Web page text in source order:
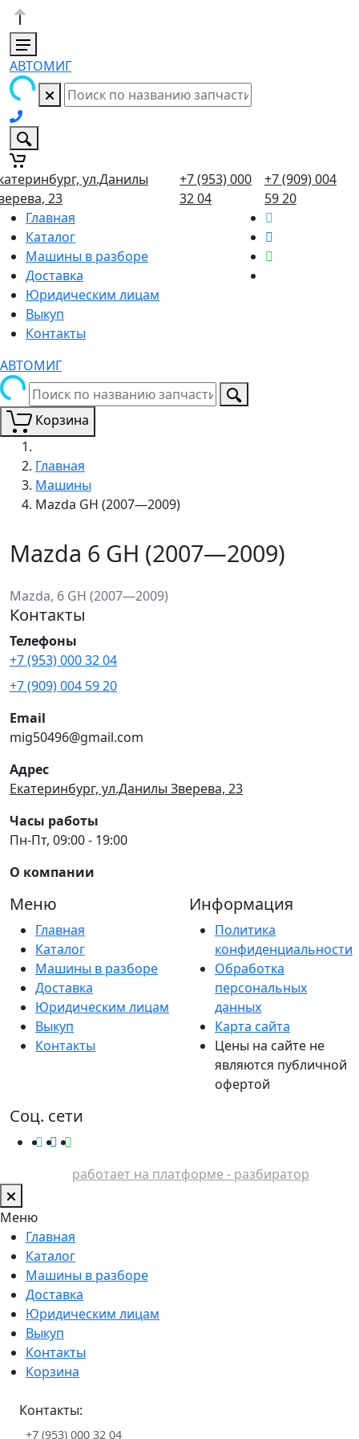
АВТОМИГ
ул.Данилы
23
+7 (953) 000
32 04
+7 (909) 004
59 20
Главная
Каталог
Машины в разборе
Доставка
Юридическим лицам
Выкуп
Контакты
АВТОМИГ
Корзина
Главная
Машины
Mazda GH (2007—2009)
Mazda 6 GH (2007—2009)
Mazda, 6 GH (2007—2009)
Контакты
Телефоны
+7 (953) 000 32 04
+7 (909) 004 59 20
Email
mig50496@gmail.com
Адрес
Екатеринбург, ул.Данилы Зверева, 23
Часы работы
Пн-Пт, 09:00 - 19:00
О компании
Меню
Главная
Каталог
Машины в разборе
Доставка
Юридическим лицам
Выкуп
Контакты
Информация
Политика
конфиденциальности
Обработка
персональных
данных
Карта сайта
Цены на сайте не
являются публичной
офертой
Соц. сети
работает на платформе - разбиратор
Меню
Главная
Каталог
Машины в разборе
Доставка
Юридическим лицам
Выкуп
Контакты
Корзина
Контакты:
+7 (953) 000 32 04